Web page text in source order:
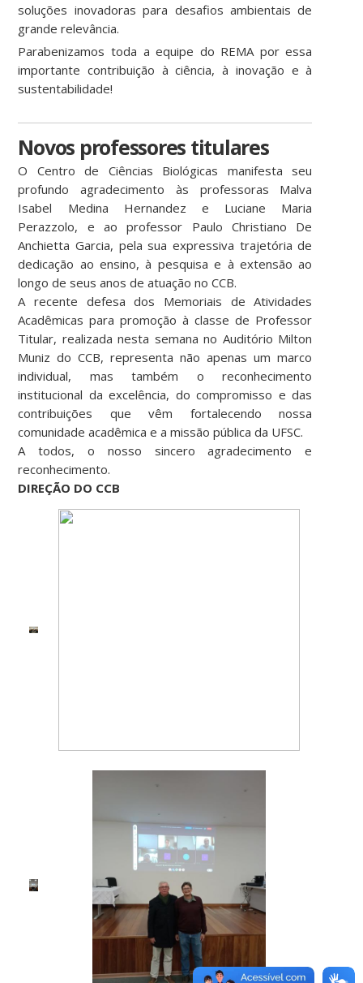
soluções inovadoras para desafios ambientais de
grande relevância.
Parabenizamos toda a equipe do REMA por essa
importante contribuição à ciência, à inovação e à
sustentabilidade!
Novos professores titulares
O Centro de Ciências Biológicas manifesta seu
profundo agradecimento às professoras Malva
Isabel Medina Hernandez e Luciane Maria
Perazzolo, e ao professor Paulo Christiano De
Anchietta Garcia, pela sua expressiva trajetória de
dedicação ao ensino, à pesquisa e à extensão ao
longo de seus anos de atuação no CCB.
A recente defesa dos Memoriais de Atividades
Acadêmicas para promoção à classe de Professor
Titular, realizada nesta semana no Auditório Milton
Muniz do CCB, representa não apenas um marco
individual, mas também o reconhecimento
institucional da excelência, do compromisso e das
contribuições que vêm fortalecendo nossa
comunidade acadêmica e a missão pública da UFSC.
A todos, o nosso sincero agradecimento e
reconhecimento.
DIREÇÃO DO CCB